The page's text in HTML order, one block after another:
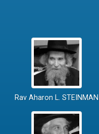
Rav Aharon L. STEINMAN